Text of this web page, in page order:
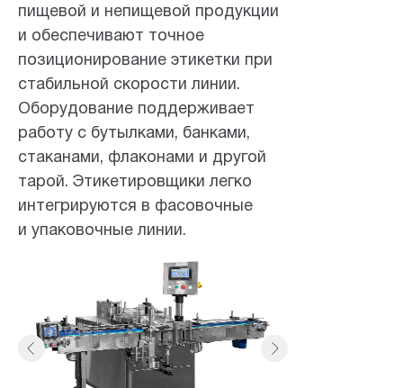
пищевой и непищевой продукции
и обеспечивают точное
позиционирование этикетки при
стабильной скорости линии.
Оборудование поддерживает
работу с бутылками, банками,
стаканами, флаконами и другой
тарой. Этикетировщики легко
интегрируются в фасовочные
и упаковочные линии.